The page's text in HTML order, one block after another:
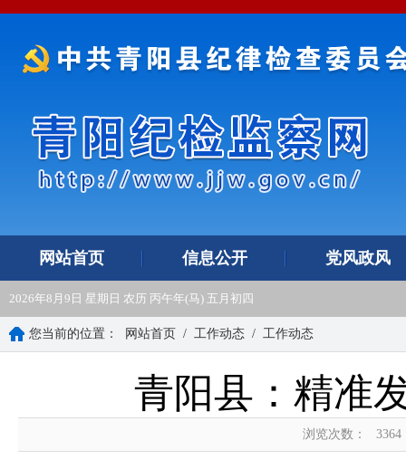
网站首页 信息公开 党风政风
2026年8月9日 星期日 农历 丙午年(马) 五月初四
您当前的位置： 网站首页 / 工作动态 / 工作动态
青阳县：精准
浏览次数： 3364